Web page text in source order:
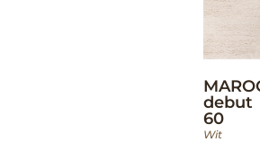
debut
60
Wit